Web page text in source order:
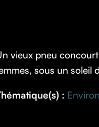
vieux pneu
sous un soleil
: